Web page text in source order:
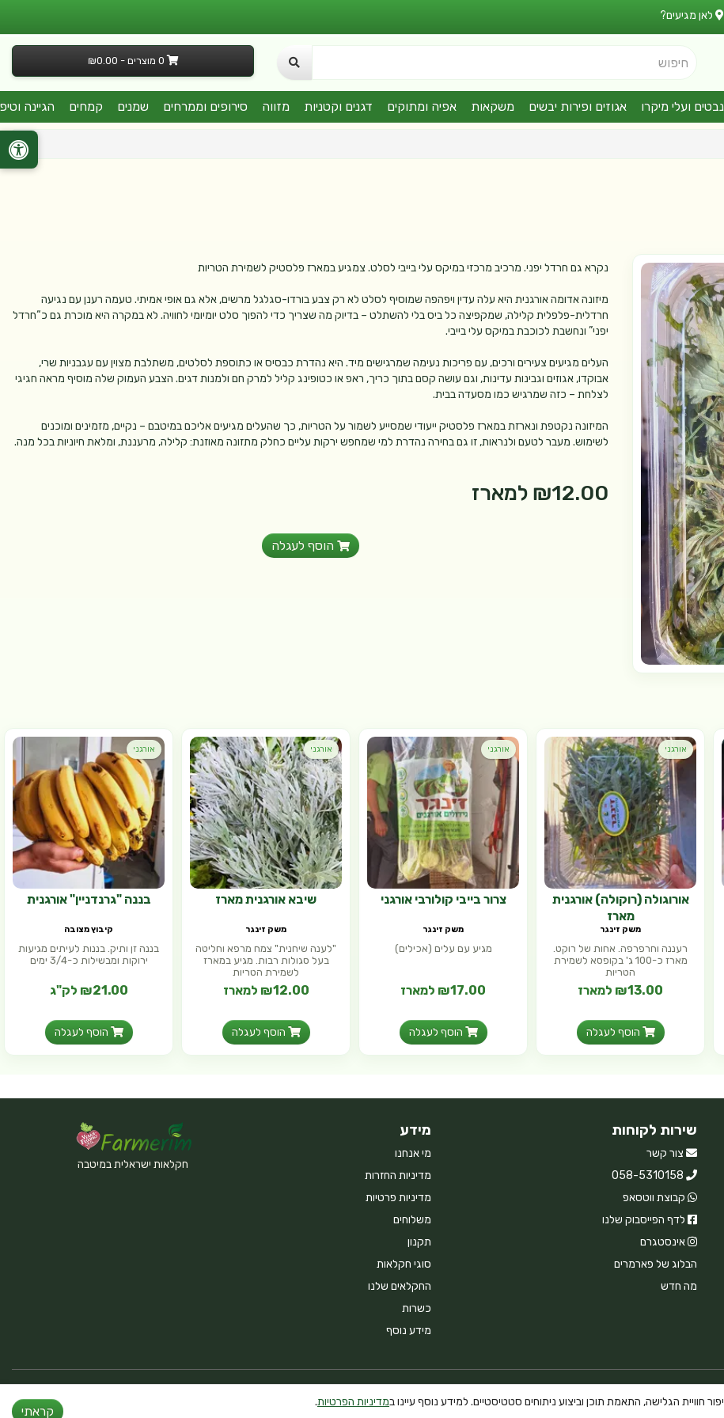
לאן מגיעים?
חיפוש
0 מוצרים - ₪0.00
נבטים ועלי מיקרו אגוזים ופירות יבשים משקאות אפיה ומתוקים דגנים וקטניות מזווה סירופים וממרחים שמנים קמחים הגיינה
נקרא גם חרדל יפני. מרכיב מרכזי במיקס עלי בייבי לסלט. צמגיע במארז פלסטיק לשמירת הטריות
מיזונה אדומה אורגנית היא עלה עדין ויפהפה שמוסיף לסלט לא רק צבע בורדו-סגלגל מרשים, אלא גם אופי אמיתי. טעמה רענן עם נגיעה
חרדלית-פלפלית קלילה, שמקפיצה כל ביס בלי להשתלט – בדיוק מה שצריך כדי להפוך סלט יומיומי לחוויה. לא במקרה היא מוכרת גם כ“חרדל
יפני” ונחשבת לכוכבת במיקס עלי בייבי.
העלים מגיעים צעירים ורכים, עם פריכות נעימה שמרגישים מיד. היא נהדרת כבסיס או כתוספת לסלטים, משתלבת מצוין עם עגבניות שרי,
אבוקדו, אגוזים וגבינות עדינות, וגם עושה קסם בתוך כריך, ראפ או כטופינג קליל למרק חם ולמנות דגים. הצבע העמוק שלה מוסיף מראה חגיגי
לצלחת – כזה שמרגיש כמו מסעדה בבית.
המיזונה נקטפת ונארזת במארז פלסטיק ייעודי שמסייע לשמור על הטריות, כך שהעלים מגיעים אליכם במיטבם – נקיים, מזמינים ומוכנים
לשימוש. מעבר לטעם ולנראות, זו גם בחירה נהדרת למי שמחפש ירקות עליים כחלק מתזונה מאוזנת: קלילה, מרעננת, ומלאת חיוניות בכל מנה.
₪12.00 למארז
הוסף לעגלה
אורגני
אורוגולה (רוקולה) אורגנית
מארז
משק זינגר
רעננה וחרפרפה. אחות של רוקט.
מארז כ-100 ג' בקופסא לשמירת
הטריות
₪13.00 למארז
הוסף לעגלה
אורגני
צרור בייבי קולורבי אורגני
משק זינגר
מגיע עם עלים (אכילים)
₪17.00 למארז
הוסף לעגלה
אורגני
שיבא אורגנית מארז
משק זינגר
"לענה שיחנית" צמח מרפא וחליטה
בעל סגולות רבות. מגיע במארז
לשמירת הטריות
₪12.00 למארז
הוסף לעגלה
אורגני
בננה "גרנדניין" אורגנית
קיבוץ מצובה
בננה זן ותיק. בננות לעיתים מגיעות
ירוקות ומבשילות כ-3/4 ימים
₪21.00 לק"ג
הוסף לעגלה
שירות לקוחות
צור קשר
058-5310158
קבוצת ווטסאפ
לדף הפייסבוק שלנו
אינסטגרם
הבלוג של פארמרים
מה חדש
מידע
מי אנחנו
מדיניות החזרות
מדיניות פרטיות
משלוחים
תקנון
סוגי חקלאות
החקלאים שלנו
כשרות
מידע נוסף
חקלאות ישראלית במיטבה
הגלישה, התאמת תוכן וביצוע ניתוחים סטטיסטיים. למידע נוסף עיינו במדיניות הפרטיות.
קראתי